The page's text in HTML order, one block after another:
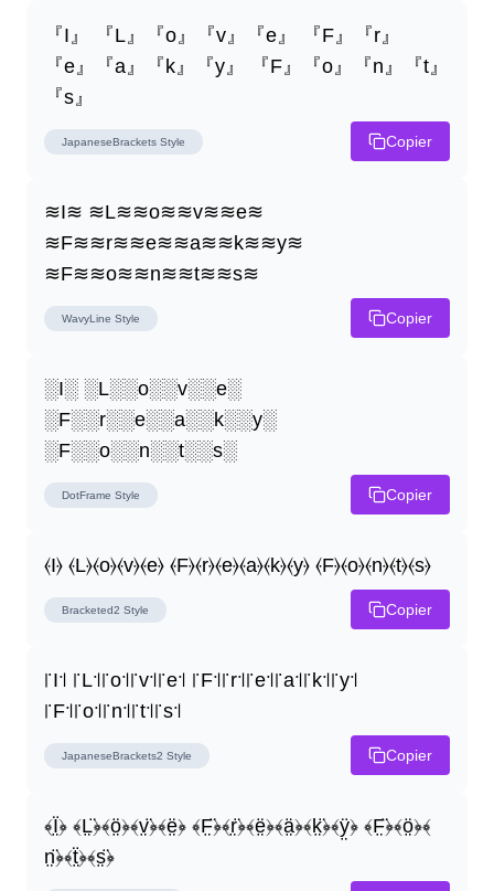
『I』 『L』『o』『v』『e』 『F』『r』
『e』『a』『k』『y』 『F』『o』『n』『t』
『s』
JapaneseBrackets Style Copier
≋I≋ ≋L≋≋o≋≋v≋≋e≋
≋F≋≋r≋≋e≋≋a≋≋k≋≋y≋
≋F≋≋o≋≋n≋≋t≋≋s≋
WavyLine Style Copier
░I░ ░L░░o░░v░░e░
░F░░r░░e░░a░░k░░y░
░F░░o░░n░░t░░s░
DotFrame Style Copier
⦑I⦒ ⦑L⦒⦑o⦒⦑v⦒⦑e⦒ ⦑F⦒⦑r⦒⦑e⦒⦑a⦒⦑k⦒⦑y⦒ ⦑F⦒⦑o⦒⦑n⦒⦑t⦒⦑s⦒
Bracketed2 Style Copier
꜍I꜉ ꜍L꜉꜍o꜉꜍v꜉꜍e꜉ ꜍F꜉꜍r꜉꜍e꜉꜍a꜉꜍k꜉꜍y꜉
꜍F꜉꜍o꜉꜍n꜉꜍t꜉꜍s꜉
JapaneseBrackets2 Style Copier
﴾Ï̤﴿ ﴾L̤̈﴿﴾ö̤﴿﴾v̤̈﴿﴾ë̤﴿ ﴾F̤̈﴿﴾r̤̈﴿﴾ë̤﴿﴾ä̤﴿﴾k̤̈﴿﴾ÿ̤﴿ ﴾F̤̈﴿﴾ö̤﴿﴾
n̤̈﴿﴾ẗ̤﴿﴾s̤̈﴿